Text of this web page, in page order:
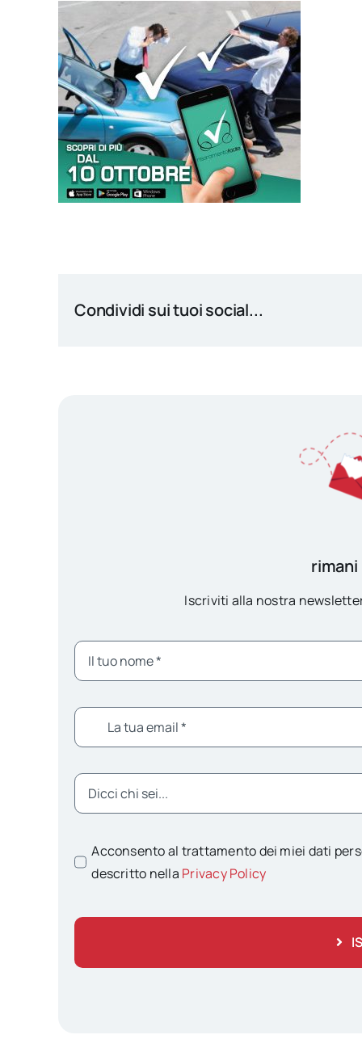
Condividi sui tuoi social...
Iscriviti alla nostra
Acconsento al trattamento dei miei dati
descritto nella Privacy Policy